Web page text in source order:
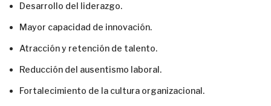
Desarrollo del liderazgo.
Mayor capacidad de innovación.
Atracción y retención de talento.
Reducción del ausentismo laboral.
Fortalecimiento de la cultura organizacional.